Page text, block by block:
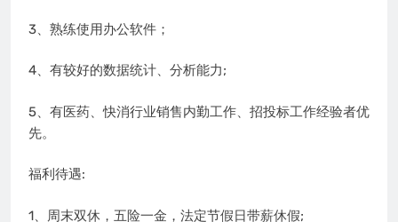
3、熟练使用办公软件；
4、有较好的数据统计、分析能力;
5、有医药、快消行业销售内勤工作、招投标工作经验者优
先。
福利待遇:
1、周末双休，五险一金，法定节假日带薪休假;